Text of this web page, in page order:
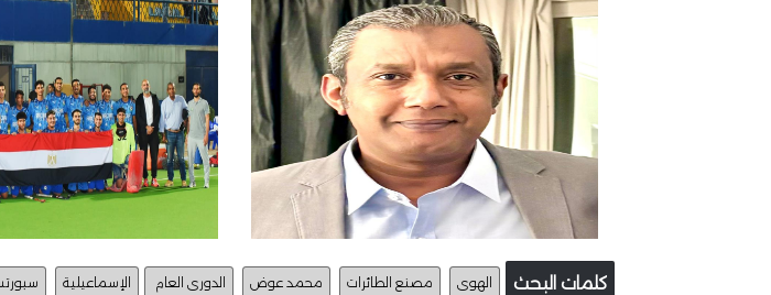
كلمات البحث الهوى مصنع الطائرات محمد عوض الدورى العام الإسماعيلية